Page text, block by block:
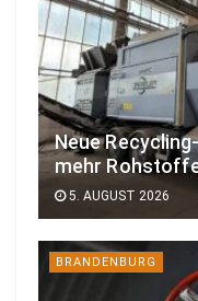
Neue
mehr
5. AUGUST 2026
BRANDENBURG